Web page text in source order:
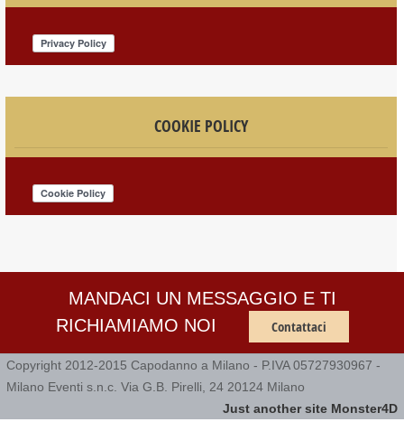
COOKIE POLICY
MANDACI UN MESSAGGIO E TI
RICHIAMIAMO NOI
Contattaci
Copyright 2012-2015 Capodanno a Milano - P.IVA 05727930967 -
Milano Eventi s.n.c. Via G.B. Pirelli, 24 20124 Milano
Just another site Monster4D